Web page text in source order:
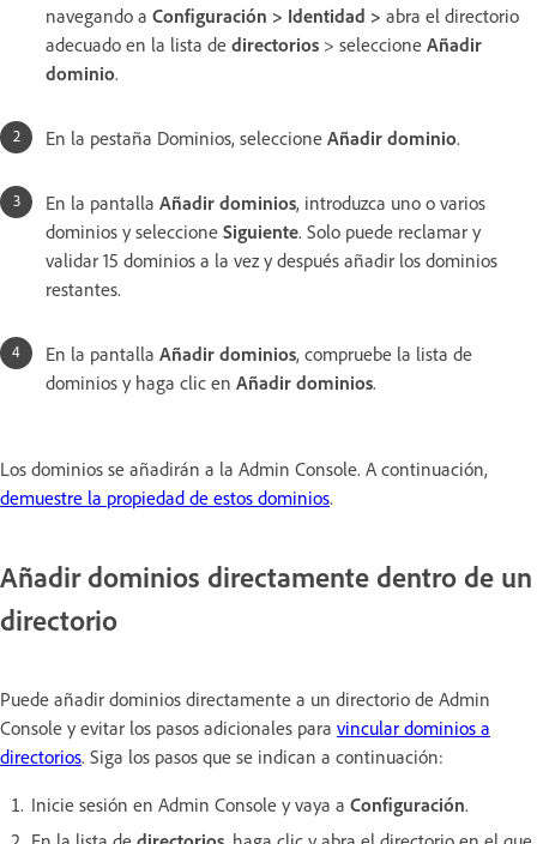
navegando a Configuración > Identidad > abra el directorio
adecuado en la lista de directorios > seleccione Añadir
dominio.
En la pestaña Dominios, seleccione Añadir dominio.
En la pantalla Añadir dominios, introduzca uno o varios
dominios y seleccione Siguiente. Solo puede reclamar y
validar 15 dominios a la vez y después añadir los dominios
restantes.
En la pantalla Añadir dominios, compruebe la lista de
dominios y haga clic en Añadir dominios.
Los dominios se añadirán a la Admin Console. A continuación,
demuestre la propiedad de estos dominios.
Añadir dominios directamente dentro de un
directorio
Puede añadir dominios directamente a un directorio de Admin
Console y evitar los pasos adicionales para vincular dominios a
directorios. Siga los pasos que se indican a continuación:
Inicie sesión en Admin Console y vaya a Configuración.